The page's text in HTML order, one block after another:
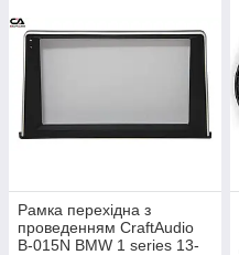
Рамка перехідна з
проведенням CraftAudio
B-015N BMW 1 series 13-